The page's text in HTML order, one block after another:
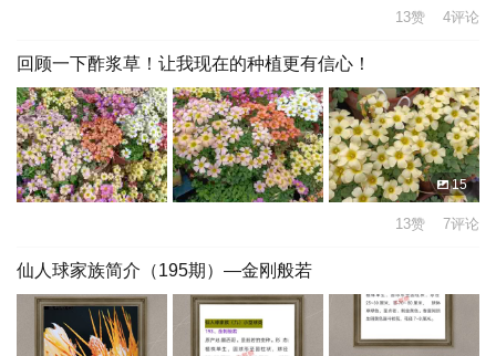
13赞 4评论
回顾一下酢浆草！让我现在的种植更有信心！
15
13赞 7评论
仙人球家族简介（195期）—金刚般若